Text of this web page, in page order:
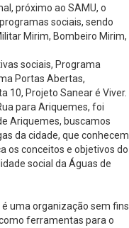
próximo ao SAMU, o
sociais, sendo
Mirim, Bombeiro Mirim,
sociais, Programa
Portas Abertas,
10, Projeto Sanear é Viver.
para Ariquemes, foi
Ariquemes, buscamos
da cidade, que conhecem
os conceitos e objetivos do
social da Águas de
uma organização sem fins
ferramentas para o